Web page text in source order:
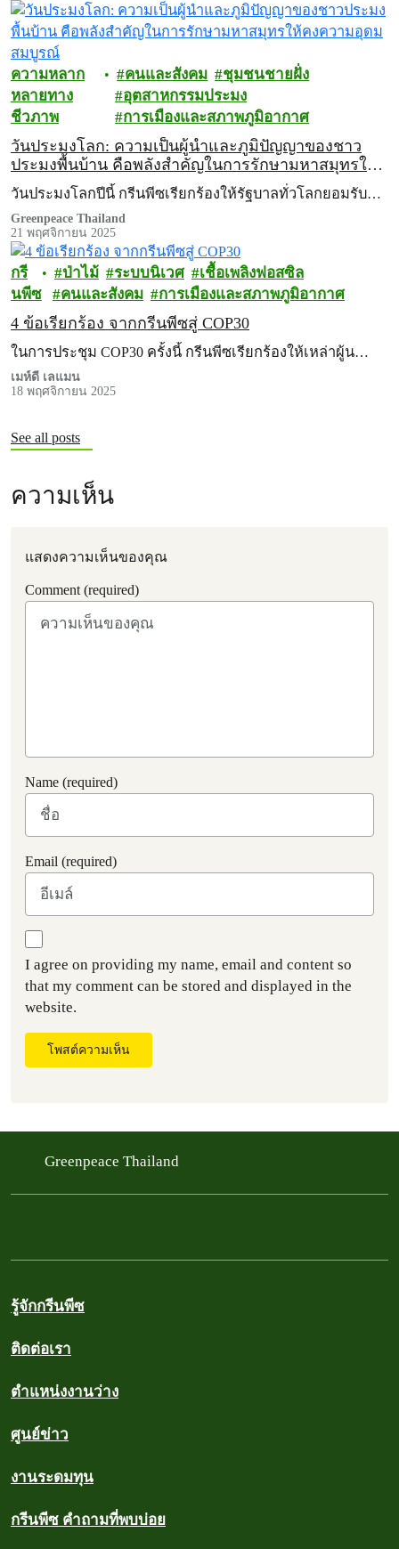
ความหลาก
หลายทาง
ชีวภาพ
คนและสังคม
ชุมชนชายฝั่ง
อุตสาหกรรมประมง
การเมืองและสภาพภูมิอากาศ
วันประมงโลก: ความเป็นผู้นำและภูมิปัญญาของชาว
ประมงพื้นบ้าน คือพลังสำคัญในการรักษามหาสมุทรให้
คงความอุดมสมบูรณ์
วันประมงโลกปีนี้ กรีนพีซเรียกร้องให้รัฐบาลทั่วโลกยอมรับ…
Greenpeace Thailand
21 พฤศจิกายน 2025
กรี
นพีซ
ป่าไม้ ระบบนิเวศ
เชื้อเพลิงฟอสซิล
คนและสังคม
การเมืองและสภาพภูมิอากาศ
4 ข้อเรียกร้อง จากกรีนพีซสู่ COP30
ในการประชุม COP30 ครั้งนี้ กรีนพีซเรียกร้องให้เหล่าผู้น…
เมห์ดี เลแมน
18 พฤศจิกายน 2025
See all posts
ความเห็น
แสดงความเห็นของคุณ
Comment (required)
Name (required)
Email (required)
I agree on providing my name, email and content so
that my comment can be stored and displayed in the
website.
โพสต์ความเห็น
Greenpeace Thailand
รู้จักกรีนพีซ
ติดต่อเรา
ตำแหน่งงานว่าง
ศูนย์ข่าว
งานระดมทุน
กรีนพีซ คำถามที่พบบ่อย